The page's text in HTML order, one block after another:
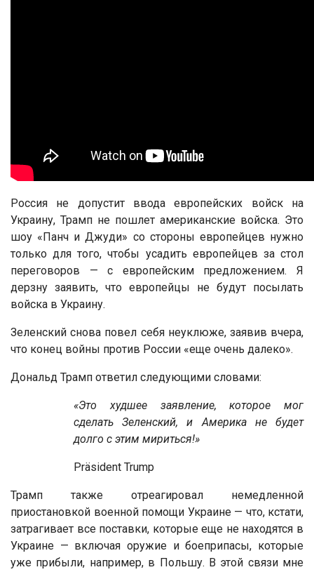
Россия не допустит ввода европейских войск на
Украину, Трамп не пошлет американские войска. Это
шоу «Панч и Джуди» со стороны европейцев нужно
только для того, чтобы усадить европейцев за стол
переговоров — с европейским предложением. Я
дерзну заявить, что европейцы не будут посылать
войска в Украину.
Зеленский снова повел себя неуклюже, заявив вчера,
что конец войны против России «еще очень далеко».
Дональд Трамп ответил следующими словами:
«Это худшее заявление, которое мог
сделать Зеленский, и Америка не будет
долго с этим мириться!»
Präsident Trump
Трамп также отреагировал немедленной
приостановкой военной помощи Украине — что, кстати,
затрагивает все поставки, которые еще не находятся в
Украине — включая оружие и боеприпасы, которые
уже прибыли, например, в Польшу. В этой связи мне